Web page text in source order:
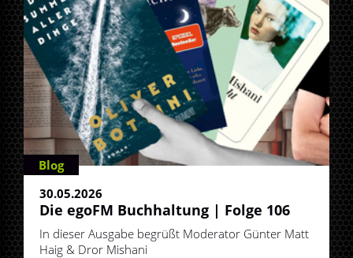
Blog
30.05.2026
Die egoFM Buchhaltung | Folge 106
In dieser Ausgabe begrüßt Moderator Günter Matt
Haig & Dror Mishani